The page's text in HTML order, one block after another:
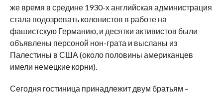
же время в средине 1930-х английская администрация
стала подозревать колонистов в работе на
фашистскую Германию, и десятки активистов были
объявлены персоной нон-грата и высланы из
Палестины в США (около половины американцев
имели немецкие корни).
Сегодня гостиница принадлежит двум братьям –